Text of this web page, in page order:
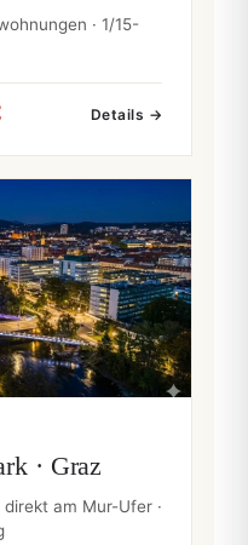
· 1/15-
Details →
· Graz
am Mur-Ufer ·